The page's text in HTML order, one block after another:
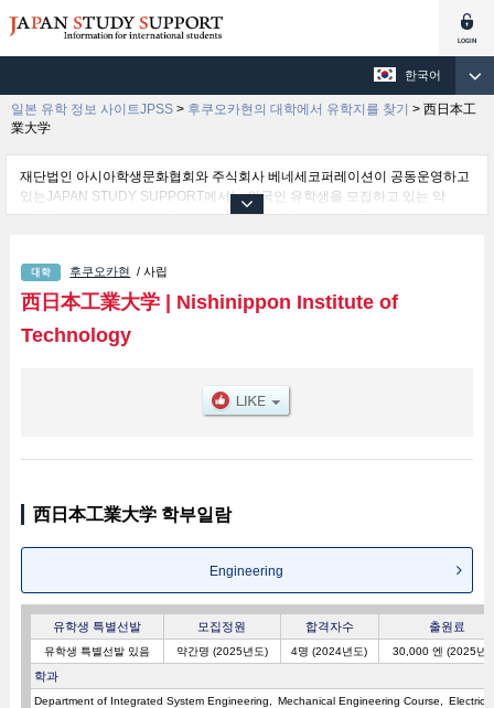
한국어
일본 유학 정보 사이트JPSS > 후쿠오카현의 대학에서 유학지를 찾기 > 西日本工
業大学
재단법인 아시아학생문화협회와 주식회사 베네세코퍼레이션이 공동운영하고
있는JAPAN STUDY SUPPORT에서는 외국인 유학생을 모집하고 있는 약
1,300여 개의 대학・대학원・단기대학・전문학교의 정보를 게재하고 있습니
학부및Design 학부 등의 학부별 정보, 모집정원과 합격자수 등의 입시정보, 시
설안내, 교통정보 등 외국인 유학생에게 유익하고 필요한 정보를 게재하고 있
으므로 많이 이용해 주시기 바랍니다.
후쿠오카현 / 사립
西日本工業大学| Nishinippon Institute of
Technology
西日本工業大学 학부일람
Engineering
유학생 특별선발 모집정원 합격자수 출원료
유학생 특별선발 있음 약간명 (2025년도) 4명 (2024년도) 30,000 엔 (2025년
학과
Department of Integrated System Engineering Mechanical Engineering Course